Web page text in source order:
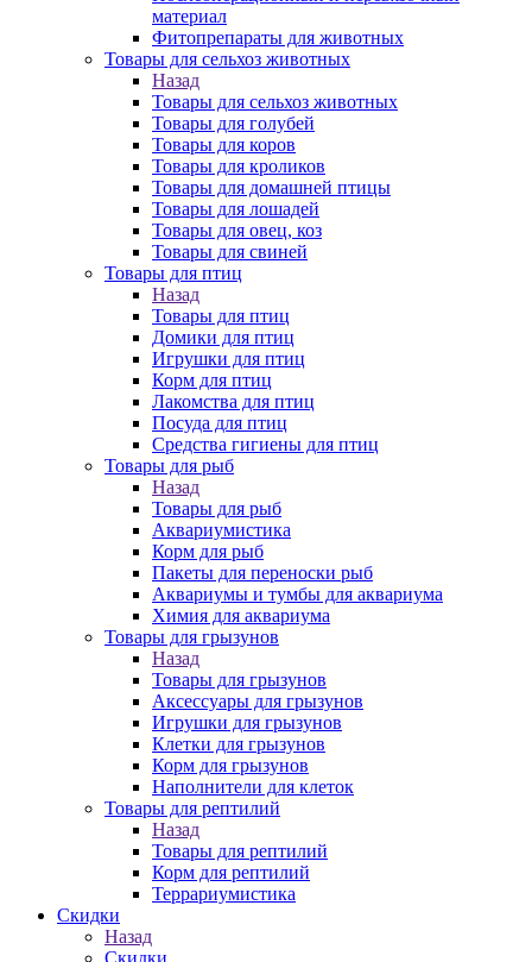
материал
Фитопрепараты для животных
Товары для сельхоз животных
Назад
Товары для сельхоз животных
Товары для голубей
Товары для коров
Товары для кроликов
Товары для домашней птицы
Товары для лошадей
Товары для овец, коз
Товары для свиней
Товары для птиц
Назад
Товары для птиц
Домики для птиц
Игрушки для птиц
Корм для птиц
Лакомства для птиц
Посуда для птиц
Средства гигиены для птиц
Товары для рыб
Назад
Товары для рыб
Аквариумистика
Корм для рыб
Пакеты для переноски рыб
Аквариумы и тумбы для аквариума
Химия для аквариума
Товары для грызунов
Назад
Товары для грызунов
Аксессуары для грызунов
Игрушки для грызунов
Клетки для грызунов
Корм для грызунов
Наполнители для клеток
Товары для рептилий
Назад
Товары для рептилий
Корм для рептилий
Террариумистика
Скидки
Назад
Скидки